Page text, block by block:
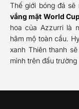
Thế giới bóng đá
vắng mặt World
hoa của Azzurri là
hâm mộ toàn cầu.
xanh Thiên thanh
mình trên đấu trường